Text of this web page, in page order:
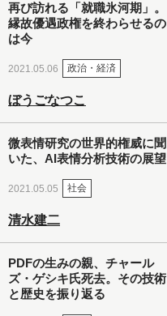
再び訪れる「就職氷河期」。
縁故優遇政権を終わらせるの
は今
2021.05.06 政治・経済
ぼうごなつこ
微表情研究の世界的権威に聞
いた、AI表情分析技術の展望
2021.05.05 社会
清水建二
PDFの生みの親、チャール
ズ・ゲシキ氏死去。その技術
と歴史を振り返る